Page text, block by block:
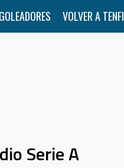
GOLEADORES VOLVER A
Serie A